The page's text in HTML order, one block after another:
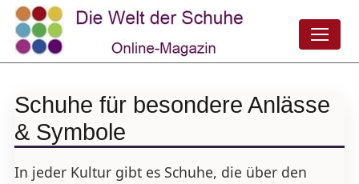
Schuhe für besondere Anlässe
& Symbole
In jeder Kultur gibt es Schuhe, die über den